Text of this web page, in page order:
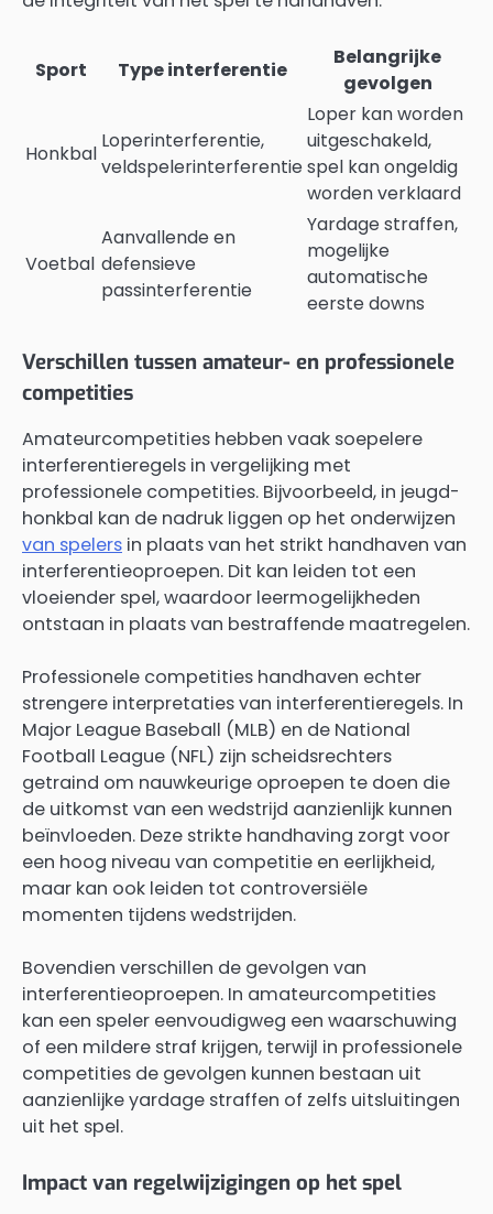
Sport Type interferentie
Belangrijke
gevolgen
Honkbal
Loperinterferentie,
veldspelerinterferentie
Loper kan worden
uitgeschakeld,
spel kan ongeldig
worden verklaard
Voetbal
Aanvallende en
defensieve
passinterferentie
Yardage straffen,
mogelijke
automatische
eerste downs
Verschillen tussen amateur- en professionele
competities
Amateurcompetities hebben vaak soepelere
interferentieregels in vergelijking met
professionele competities. Bijvoorbeeld, in jeugd-
honkbal kan de nadruk liggen op het onderwijzen
van spelers in plaats van het strikt handhaven van
interferentieoproepen. Dit kan leiden tot een
vloeiender spel, waardoor leermogelijkheden
ontstaan in plaats van bestraffende maatregelen.
Professionele competities handhaven echter
strengere interpretaties van interferentieregels. In
Major League Baseball (MLB) en de National
Football League (NFL) zijn scheidsrechters
getraind om nauwkeurige oproepen te doen die
de uitkomst van een wedstrijd aanzienlijk kunnen
beïnvloeden. Deze strikte handhaving zorgt voor
een hoog niveau van competitie en eerlijkheid,
maar kan ook leiden tot controversiële
momenten tijdens wedstrijden.
Bovendien verschillen de gevolgen van
interferentieoproepen. In amateurcompetities
kan een speler eenvoudigweg een waarschuwing
of een mildere straf krijgen, terwijl in professionele
competities de gevolgen kunnen bestaan uit
aanzienlijke yardage straffen of zelfs uitsluitingen
uit het spel.
Impact van regelwijzigingen op het spel